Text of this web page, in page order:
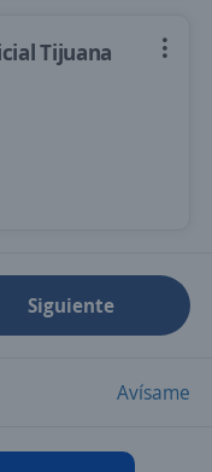
Tijuana
Siguiente
Avísame